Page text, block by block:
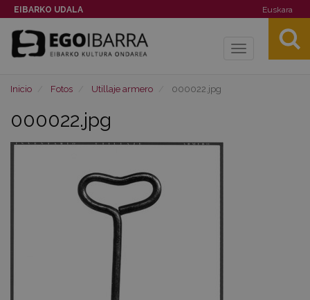
EIBARKO UDALA Euskara
Toggle
Inicio Fotos Utillaje armero 000022.jpg
000022.jpg